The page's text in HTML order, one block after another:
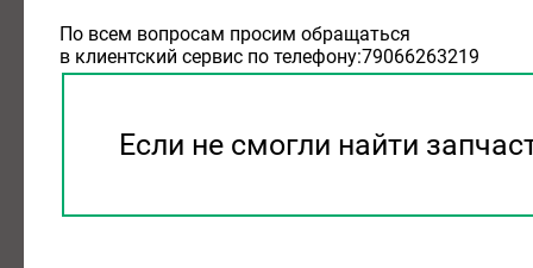
08.08.2026
По всем вопросам просим обращаться
в клиентский сервис по телефону:79066263219
Если не смогли найти